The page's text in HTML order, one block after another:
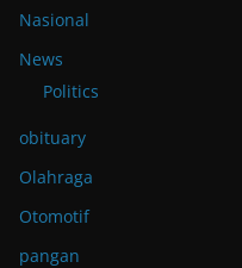
Nasional
News
Politics
obituary
Olahraga
Otomotif
pangan